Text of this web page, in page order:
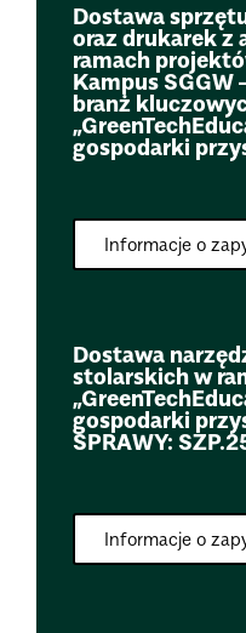
Dostawa
oraz drukarek z
ramach
Kampus SGGW
branż
gospodarki
Informacje o
Dostawa
stolarskich w
gospodarki
SPRAWY:
Informacje o